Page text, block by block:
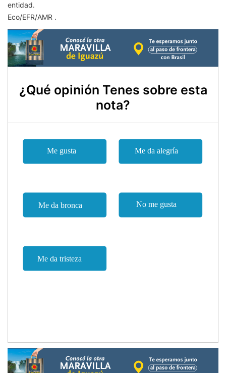
entidad.
Eco/EFR/AMR .
¿Qué opinión Tenes sobre esta
nota?